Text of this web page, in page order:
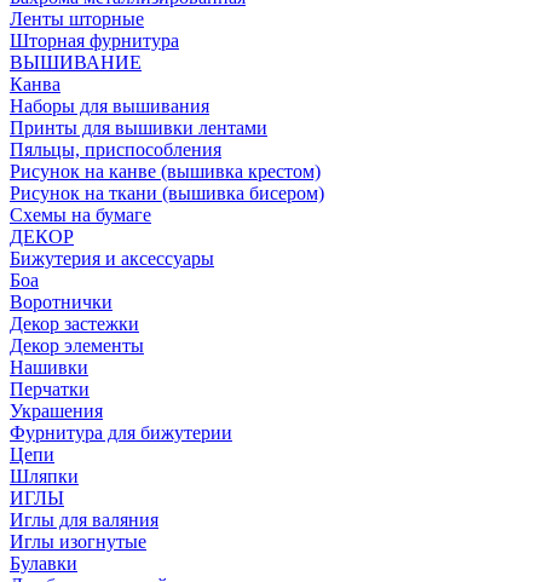
Ленты шторные
Шторная фурнитура
ВЫШИВАНИЕ
Канва
Наборы для вышивания
Принты для вышивки лентами
Пяльцы, приспособления
Рисунок на канве (вышивка крестом)
Рисунок на ткани (вышивка бисером)
Схемы на бумаге
ДЕКОР
Бижутерия и аксессуары
Боа
Воротнички
Декор застежки
Декор элементы
Нашивки
Перчатки
Украшения
Фурнитура для бижутерии
Цепи
Шляпки
ИГЛЫ
Иглы для валяния
Иглы изогнутые
Булавки